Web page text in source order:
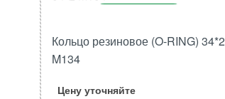
Количество
Кольцо резиновое (O-RING) 34*2
M134
Цену уточняйте